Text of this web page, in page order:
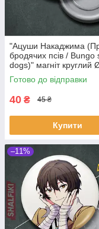
"Ацуши Накаджима
бродячих псів / Bungo
dogs)" магніт круглий
Готово до відправки
40 ₴ 45 ₴
Купити
–11%